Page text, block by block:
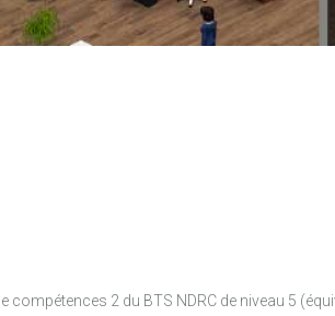
2 du BTS NDRC de niveau 5